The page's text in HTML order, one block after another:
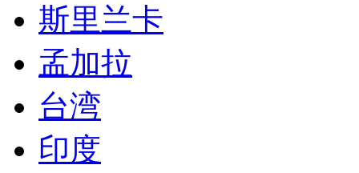
尼泊尔
老挝
越南
柬埔寨